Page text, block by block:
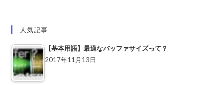
人気記事
【基本用語】最適なバッファサイズって？
2017年11月13日